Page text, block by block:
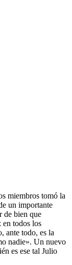
miembros tomó la
un importante
de bien que
en todos los
ante todo, es la
nadie». Un nuevo
es ese tal Julio